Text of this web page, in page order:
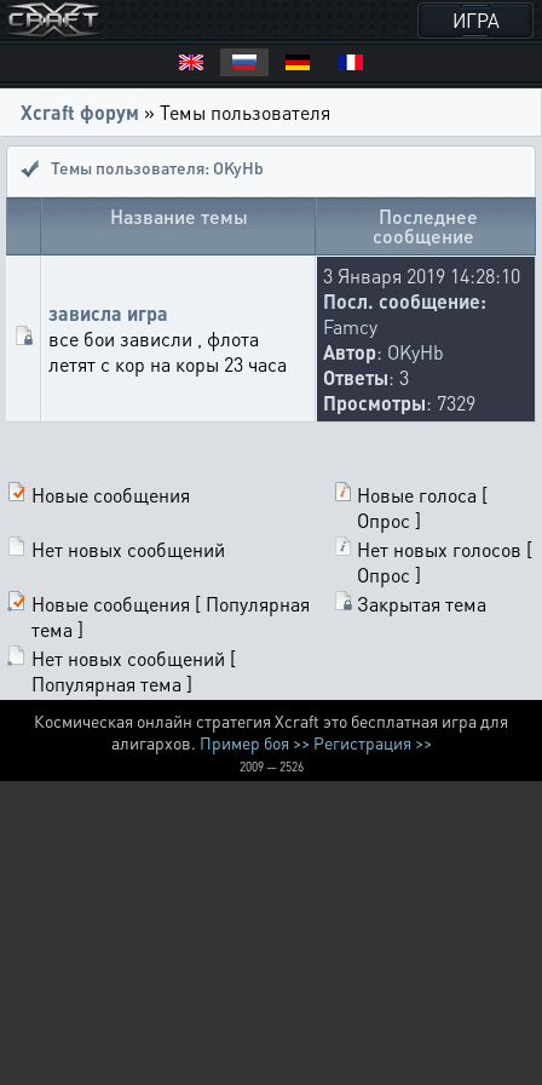
ИГРА
Xcraft форум » Темы пользователя
Темы пользователя: OKyHb
Название темы Последнее
сообщение
зависла игра
все бои зависли , флота
летят с кор на коры 23 часа
3 Января 2019 14:28:10
Посл. сообщение:
Famcy
Автор: OKyHb
Ответы: 3
Просмотры: 7329
Новые сообщения
Новые голоса [
Опрос ]
Нет новых сообщений
Нет новых голосов [
Опрос ]
Новые сообщения [ Популярная
тема ]
Закрытая тема
Нет новых сообщений [
Популярная тема ]
Космическая онлайн стратегия Xcraft это бесплатная игра для
алигархов. Пример боя >> Регистрация >>
2009 — 2526